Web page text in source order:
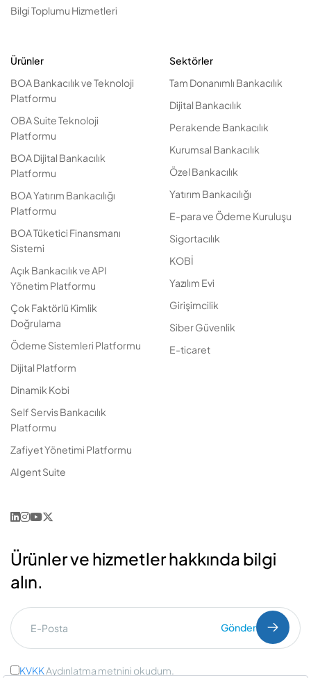
Bilgi Toplumu Hizmetleri
Ürünler
BOA Bankacılık ve Teknoloji
Platformu
OBA Suite Teknoloji
Platformu
BOA Dijital Bankacılık
Platformu
BOA Yatırım Bankacılığı
Platformu
BOA Tüketici Finansmanı
Sistemi
Açık Bankacılık ve API
Yönetim Platformu
Çok Faktörlü Kimlik
Doğrulama
Ödeme Sistemleri Platformu
Dijital Platform
Dinamik Kobi
Self Servis Bankacılık
Platformu
Zafiyet Yönetimi Platformu
AIgent Suite
Sektörler
Tam Donanımlı Bankacılık
Dijital Bankacılık
Perakende Bankacılık
Kurumsal Bankacılık
Özel Bankacılık
Yatırım Bankacılığı
E-para ve Ödeme Kuruluşu
Sigortacılık
KOBİ
Yazılım Evi
Girişimcilik
Siber Güvenlik
E-ticaret
Ürünler ve hizmetler hakkında bilgi
alın.
Gönder
KVKKAydınlatma metnini okudum.